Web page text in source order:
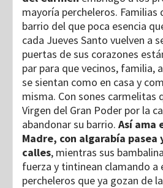
mayoría percheleros. Familias
barrio del que poca esencia
cada Jueves Santo vuelven a
puertas de sus corazones
par para que vecinos, familia,
se sientan como en casa y
misma. Con sones carmelitas
Virgen del Gran Poder por la
abandonar su barrio. Así ama
Madre, con algarabía pasea
calles, mientras sus
fuerza y tintinean clamando a
percheleros que ya gozan de